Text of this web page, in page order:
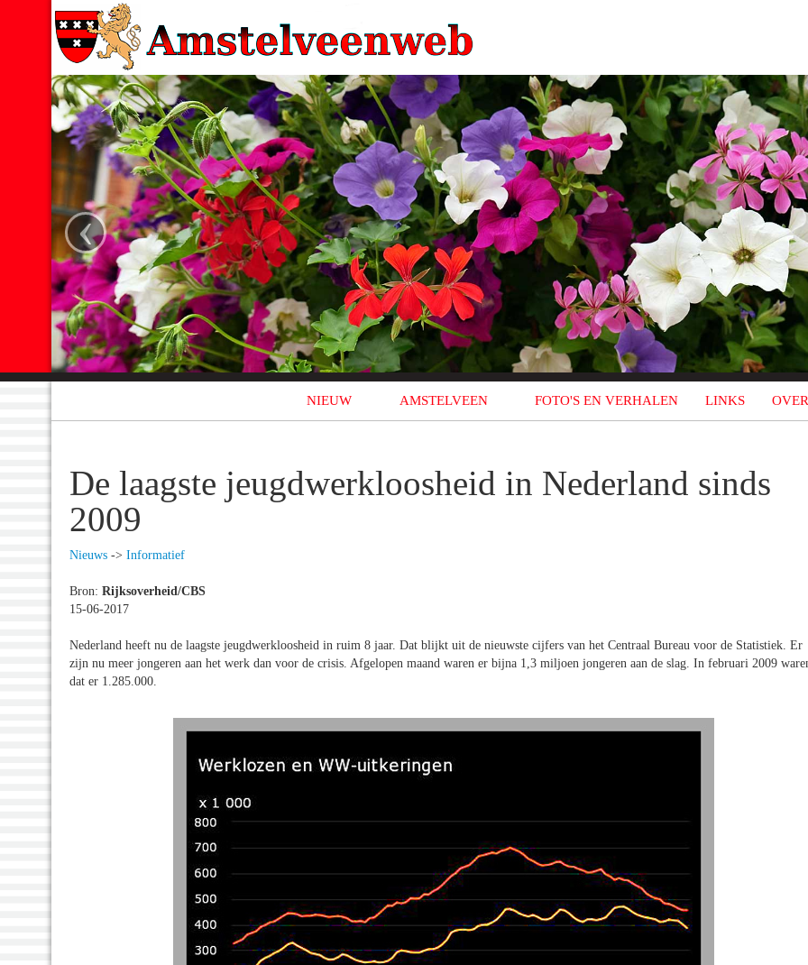
‹
NIEUW AMSTELVEEN FOTO'S EN VERHALEN LINKS
De laagste jeugdwerkloosheid in Nederland sinds
2009
Nieuws -> Informatief
Bron: Rijksoverheid/CBS
15-06-2017
Nederland heeft nu de laagste jeugdwerkloosheid in ruim 8 jaar. Dat blijkt uit de nieuwste cijfers van het Centraal Bureau voor de Statistiek. Er
zijn nu meer jongeren aan het werk dan voor de crisis. Afgelopen maand waren er bijna 1,3 miljoen jongeren aan de slag. In februari 2009
dat er 1.285.000.